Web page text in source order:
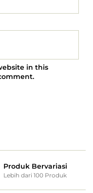
in this
Produk Bervariasi
Lebih dari 100 Produk